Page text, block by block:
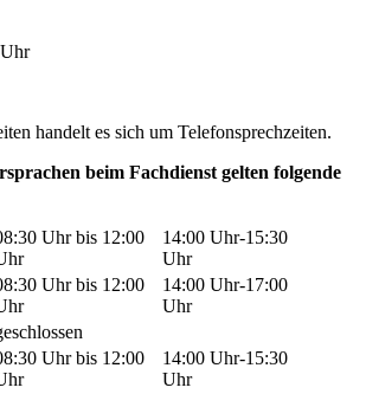
handelt es sich um Telefonsprechzeiten.
beim Fachdienst gelten folgende
Uhr bis 12:00
14:00 Uhr-15:30
Uhr
Uhr bis 12:00
14:00 Uhr-17:00
Uhr
Uhr bis 12:00
14:00 Uhr-15:30
Uhr